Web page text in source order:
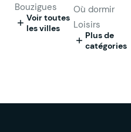
Bouzigues
Voir toutes
les villes
Où dormir
Loisirs
Plus de
catégories